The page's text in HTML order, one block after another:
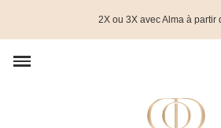
2X ou 3X avec Alma à partir